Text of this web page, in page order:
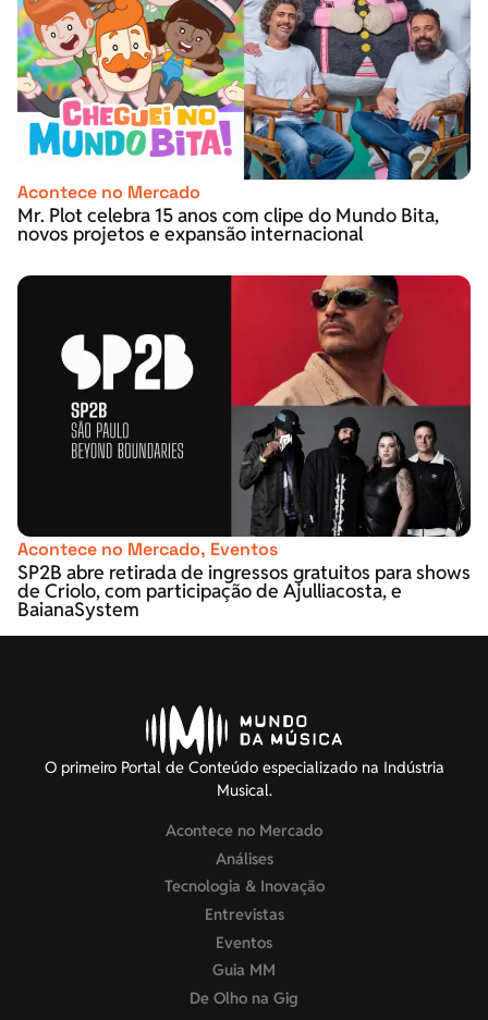
Acontece no Mercado
Mr. Plot celebra 15 anos com clipe do Mundo Bita,
novos projetos e expansão internacional
Acontece no Mercado, Eventos
SP2B abre retirada de ingressos gratuitos para shows
de Criolo, com participação de Ajulliacosta, e
BaianaSystem
O primeiro Portal de Conteúdo especializado na Indústria
Musical.
Acontece no Mercado
Análises
Tecnologia & Inovação
Entrevistas
Eventos
Guia MM
De Olho na Gig